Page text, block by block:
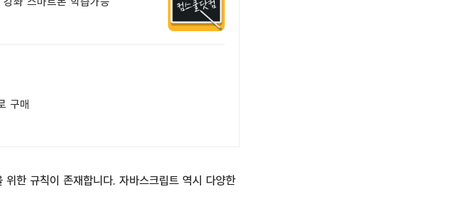
구매
한 규칙이 존재합니다. 자바스크립트 역시 다양한